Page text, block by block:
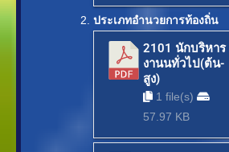
ประเภทอำนวยการท้องถิ่น
2101 นักบริหาร
งานนทั่วไป(ต้น-
สูง)
1 file(s)
57.97 KB